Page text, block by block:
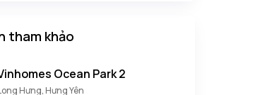
tham khảo
Ocean Park 2
Hưng, Hưng Yên